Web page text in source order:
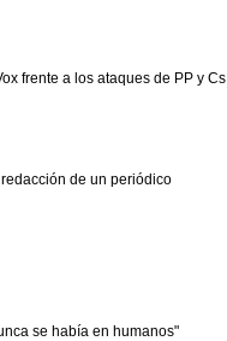
frente a los ataques de PP y Cs
de un periódico
se había en humanos"